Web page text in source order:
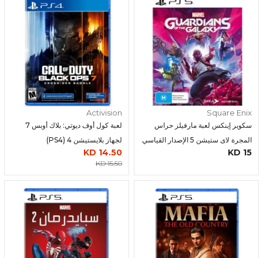
سكوير إينكس لعبة مارفيلز حراس
المجرة لاى ستيشن 5 الإصدار القياسي
- 1 يوم
Square Enix
15 KD
لعبة كول أوف ديوتي: بلاك أوبس 7
لجهاز بلايستيشن 4 (PS4)
Activision
14.50 KD
15.50 KD